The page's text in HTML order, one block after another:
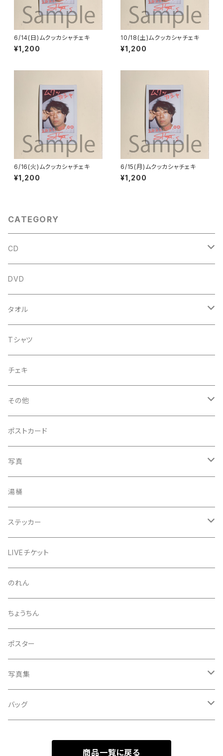
6/14(日)ムクッカシャチェキ
¥1,200
10/18(土)ムクッカシャチェキ
¥1,200
6/16(火)ムクッカシャチェキ
¥1,200
6/15(月)ムクッカシャチェキ
¥1,200
CATEGORY
CD
アルバム
企画CD
シングル
DVD
タオル
菅沼温泉タオル
菅沼エアーかおる
菅沼温泉ハンカチタオル
手ぬぐい
Tシャツ
チェキ
その他
コースター
うちわ
きんちゃく
マッチ
くつ下
お礼ボイス
アクリルスタンド
灰皿
ポストカード
写真
24節気少年
芒種風景
夏至風景
白露
秋分
生写真
プロマイド（マルベル堂）
湯桶
ステッカー
24節気少年
毅然湯
スガヌマンチョコシール
A HARD DAY'S NIGHT
with the suganuma's
LIVEチケット
のれん
ちょうちん
ポスター
写真集
５歳刻み写真集
バッグ
商品一覧に戻る